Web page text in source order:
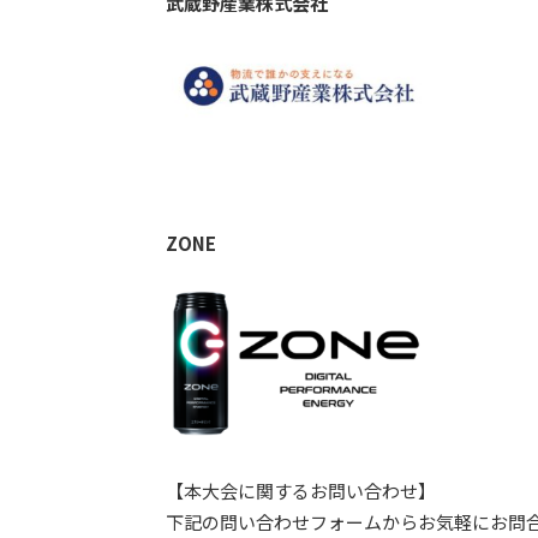
ZONE
【本大会に関するお問い合わせ】
下記の問い合わせフォームからお気軽にお問